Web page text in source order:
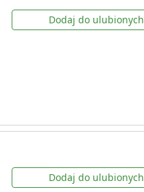
Dodaj do ulubionych
Dodaj do ulubionych